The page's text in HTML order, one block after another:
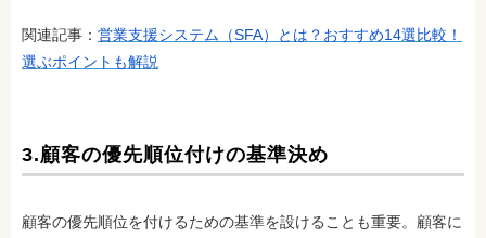
関連記事： 営業支援システム（SFA）とは？おすすめ14選比較！
選ぶポイントも解説
3.顧客の優先順位付けの基準決め
顧客の優先順位を付けるための基準を設けることも重要。顧客に